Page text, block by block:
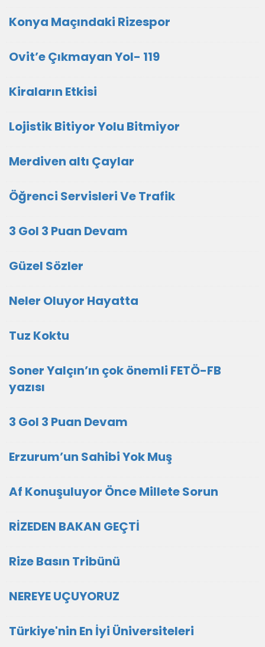
Konya Maçındaki Rizespor
Ovit’e Çıkmayan Yol- 119
Kiraların Etkisi
Lojistik Bitiyor Yolu Bitmiyor
Merdiven altı Çaylar
Öğrenci Servisleri Ve Trafik
3 Gol 3 Puan Devam
Güzel Sözler
Neler Oluyor Hayatta
Tuz Koktu
Soner Yalçın’ın çok önemli FETÖ-FB
yazısı
3 Gol 3 Puan Devam
Erzurum’un Sahibi Yok Muş
Af Konuşuluyor Önce Millete Sorun
RİZEDEN BAKAN GEÇTİ
Rize Basın Tribünü
NEREYE UÇUYORUZ
Türkiye'nin En İyi Üniversiteleri